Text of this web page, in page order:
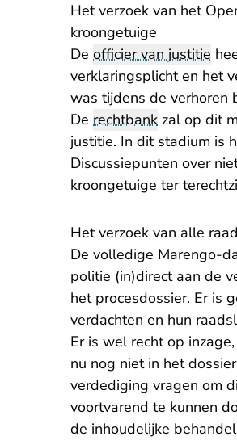
Het verzoek van het
kroongetuige
De officier van justitie
verklaringsplicht en het
was tijdens de verhoren
De rechtbank zal op dit
justitie. In dit stadium is
Discussiepunten over
kroongetuige ter
Het verzoek van alle
De volledige Marengo-
politie (in)direct aan de
het procesdossier. Er is
verdachten en hun
Er is wel recht op
nu nog niet in het
verdediging vragen om
voortvarend te kunnen
de inhoudelijke